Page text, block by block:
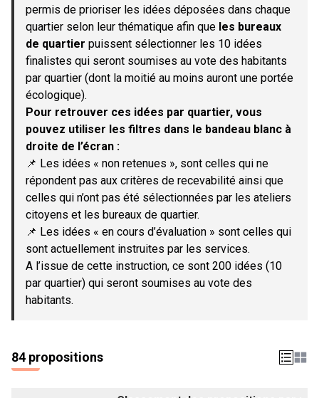
permis de prioriser les idées déposées dans chaque
quartier selon leur thématique afin que les bureaux
de quartier puissent sélectionner les 10 idées
finalistes qui seront soumises au vote des habitants
par quartier (dont la moitié au moins auront une portée
écologique).
Pour retrouver ces idées par quartier, vous
pouvez utiliser les filtres dans le bandeau blanc à
droite de l’écran :
📌 Les idées « non retenues », sont celles qui ne
répondent pas aux critères de recevabilité ainsi que
celles qui n’ont pas été sélectionnées par les ateliers
citoyens et les bureaux de quartier.
📌 Les idées « en cours d’évaluation » sont celles qui
sont actuellement instruites par les services.
A l’issue de cette instruction, ce sont 200 idées (10
par quartier) qui seront soumises au vote des
habitants.
84 propositions